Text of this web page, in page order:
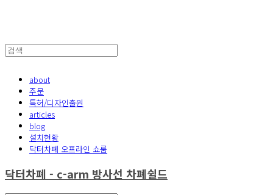
about
주문
특허/디자인출원
articles
blog
설치현황
닥터차폐 오프라인 쇼룸
닥터차폐 - c-arm 방사선 차폐쉴드